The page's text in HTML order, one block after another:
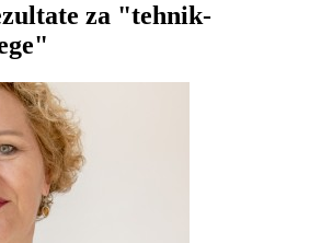
za "tehnik-